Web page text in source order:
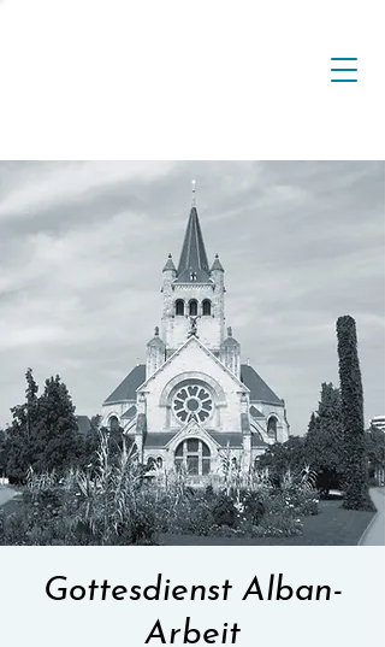
Gottesdienst Alban-
Arbeit